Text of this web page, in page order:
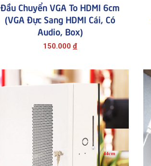
Đầu Chuyển VGA To HDMI 6cm
(VGA Đực Sang HDMI Cái, Có
Audio, Box)
150.000 đ